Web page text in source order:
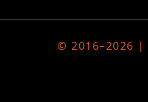
© 2016–2026 |